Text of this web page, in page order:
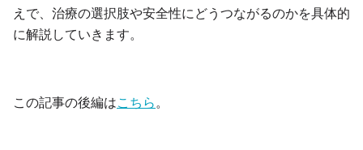
えで、治療の選択肢や安全性にどうつながるのかを具体的
に解説していきます。
この記事の後編はこちら 。